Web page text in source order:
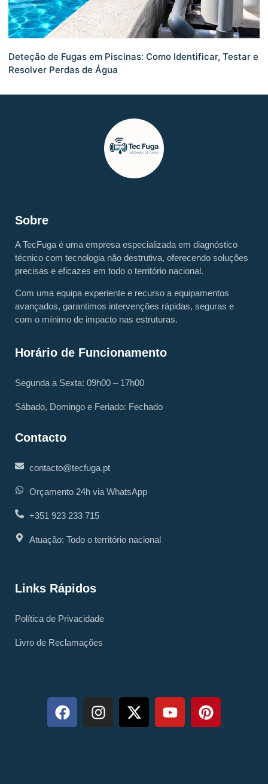
Deteção de Fugas em Piscinas: Como Identificar, Testar e
Resolver Perdas de Água
Sobre
A TecFuga é uma empresa especializada em diagnóstico
técnico com tecnologia não destrutiva, oferecendo soluções
precisas e eficazes em todo o território nacional.
Com uma equipa experiente e recurso a equipamentos
avançados, garantimos intervenções rápidas, seguras e
com o mínimo de impacto nas estruturas.
Horário de Funcionamento
Segunda a Sexta: 09h00 – 17h00
Sábado, Domingo e Feriado: Fechado
Contacto
contacto@tecfuga.pt
Orçamento 24h via WhatsApp
+351 923 233 715
Atuação: Todo o território nacional
Links Rápidos
Política de Privacidade
Livro de Reclamações